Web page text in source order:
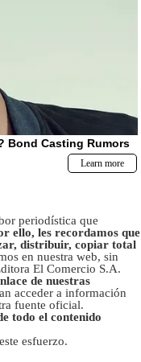
periodística que
ello, les recordamos que
distribuir, copiar total
en nuestra web, sin
El Comercio S.A.
de nuestras
acceder a información
fuente oficial.
todo el contenido
esfuerzo.